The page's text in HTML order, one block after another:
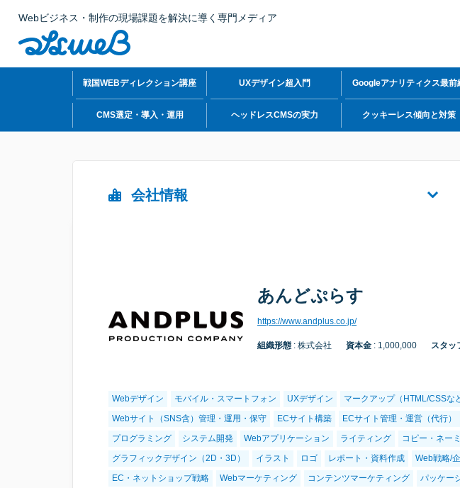
Webビジネス・制作の現場課題を解決に導く専門メディア
戦国WEBディレクション講座 UXデザイン超入門 Googleアナリティクス最前
CMS選定・導入・運用 ヘッドレスCMSの実力 クッキーレス傾向と対策
会社情報
あんどぷらす
https://www.andplus.co.jp/
組織形態 : 株式会社 資本金 : 1,000,000 スタッ
Webデザイン モバイル・スマートフォン UXデザイン マークアップ（HTML/CSSな
Webサイト（SNS含）管理・運用・保守
ECサイト構築 ECサイト管理・運営（代行）
プログラミング
システム開発 Webアプリケーション ライティング コピー・ネー
グラフィックデザイン（2D・3D）
イラスト ロゴ レポート・資料作成 Web戦略/
EC・ネットショップ戦略
Webマーケティング コンテンツマーケティング パッケー